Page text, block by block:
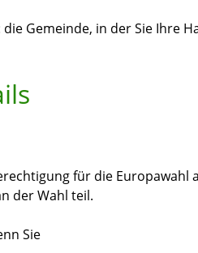
Gemeinde, in der Sie Ihre
für die Europawahl
der Wahl teil.
Sie